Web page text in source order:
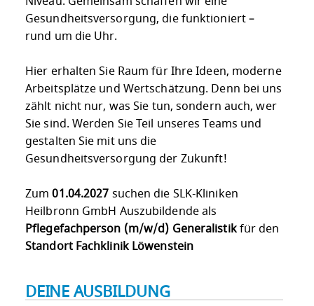
Gesundheitsversorgung, die funktioniert –
rund um die Uhr.
Hier erhalten Sie Raum für Ihre Ideen, moderne
Arbeitsplätze und Wertschätzung. Denn bei uns
zählt nicht nur, was Sie tun, sondern auch, wer
Sie sind. Werden Sie Teil unseres Teams und
gestalten Sie mit uns die
Gesundheitsversorgung der Zukunft!
Zum01.04.2027 suchen die SLK-Kliniken
Heilbronn GmbH Auszubildende als
Pflegefachperson (m/w/d) Generalistikfür den
Standort Fachklinik Löwenstein
DEINE AUSBILDUNG